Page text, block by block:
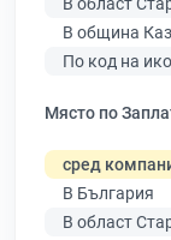
В област
В община
По код на
Място по
сред
В България
В област